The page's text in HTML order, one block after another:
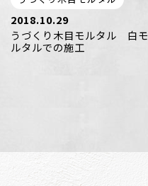
2018.10.29
うづくり木目モルタル 白モ
ルタルでの施工